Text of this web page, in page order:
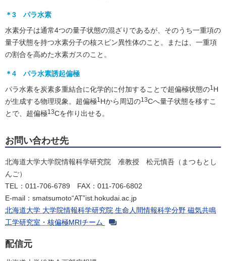
＊3 パラ水素
水素分子は通常4つの量子状態の混ざりであるが、そのうち一重項の
量子状態を持つ水素分子の核スピン異性体のこと。または、一重項
の割合を高めた水素ガスのこと。
＊4 パラ水素誘起偏極
パラ水素を炭素多重結合に化学的に付加することで超偏極状態の1H
が生成する物理現象。超偏極1Hから周辺の13Cへ量子状態を移すこ
とで、超偏極13Cを作り出せる。
お問い合わせ先
北海道大学大学院情報科学研究院 准教授 松元慎吾（まつもとし
んご）
TEL：011-706-6789 FAX：011-706-6802
E-mail：smatsumoto“AT”ist.hokudai.ac.jp
北海道大学 大学院情報科学研究院 生命人間情報科学分野 磁気共鳴
工学研究室・核偏極MRIチーム
配信元